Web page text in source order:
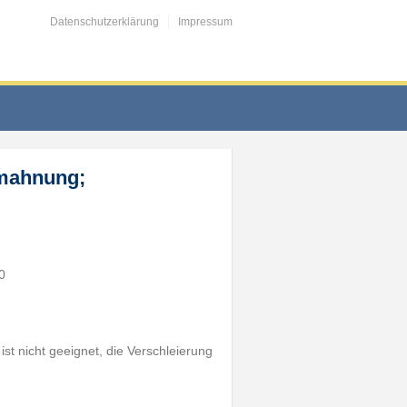
Datenschutzerklärung Impressum
nicht geeignet, die Verschleierung